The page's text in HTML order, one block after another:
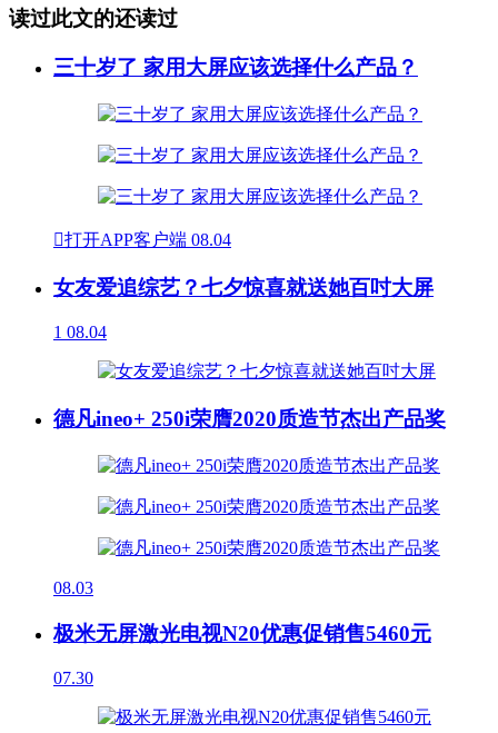
读过此文的还读过
三十岁了 家用大屏应该选择什么产品？
打开APP客户端 08.04
女友爱追综艺？七夕惊喜就送她百吋大屏
1 08.04
德凡ineo+ 250i荣膺2020质造节杰出产品奖
08.03
极米无屏激光电视N20优惠促销售5460元
07.30